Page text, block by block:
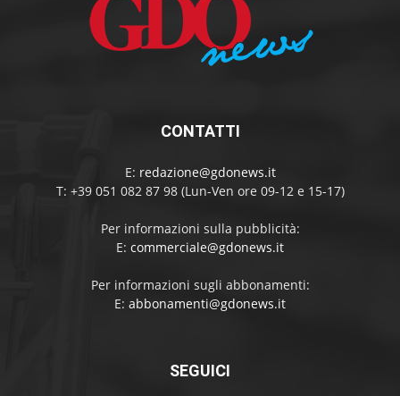
CONTATTI
E: redazione@gdonews.it
T: +39 051 082 87 98 (Lun-Ven ore 09-12 e 15-17)
Per informazioni sulla pubblicità:
E: commerciale@gdonews.it
Per informazioni sugli abbonamenti:
E: abbonamenti@gdonews.it
SEGUICI